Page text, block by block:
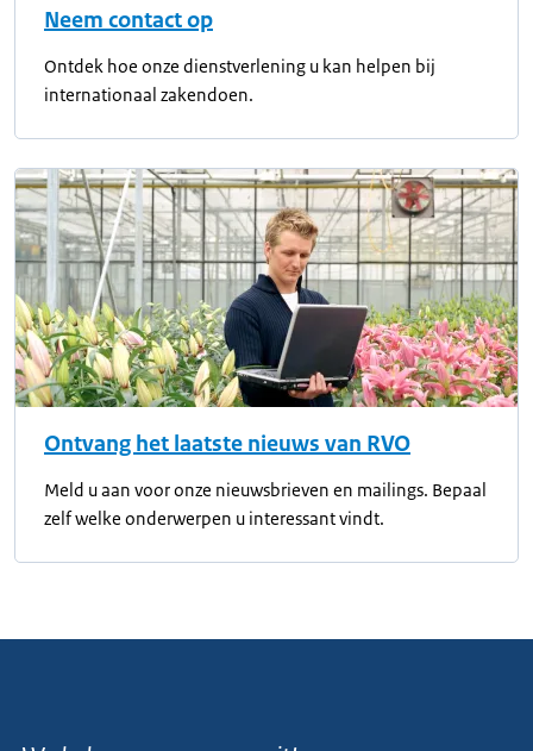
Neem contact op
Ontdek hoe onze dienstverlening u kan helpen bij
internationaal zakendoen.
Ontvang het laatste nieuws van RVO
Meld u aan voor onze nieuwsbrieven en mailings. Bepaal
zelf welke onderwerpen u interessant vindt.